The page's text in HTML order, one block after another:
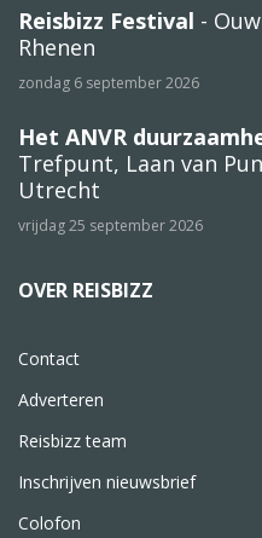
Reisbizz Festival -
Rhenen
zondag 6 september 2026
Het ANVR
Trefpunt, Laan van
Utrecht
vrijdag 25 september 2026
OVER REISBIZZ
Contact
Adverteren
Reisbizz team
Inschrijven nieuwsbrief
Colofon